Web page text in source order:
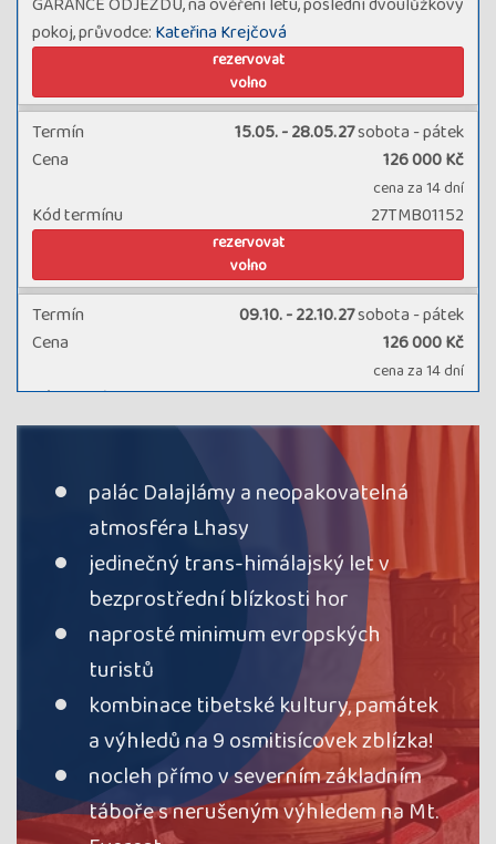
Termín 16.05. - 29.05.26sobota - pátek
VYPRODÁNO, průvodce: Kateřina Krejčová
Kód termínu 26TMB01152
cena za 14 dní
termín
pokoj, průvodce: Kateřina Krejčová
rezervovat
volno
Termín 15.05. - 28.05.27sobota - pátek
Kód termínu 27TMB01152
Cena 126 000 Kč
cena za 14 dní
rezervovat
volno
Termín 09.10. - 22.10.27sobota - pátek
Kód termínu 27TMB01153
Cena 126 000 Kč
cena za 14 dní
rezervovat
volno
palác Dalajlámy a neopakovatelná
atmosféra Lhasy
jedinečný trans-himálajský let v
bezprostřední blízkosti hor
naprosté minimum evropských
turistů
kombinace tibetské kultury, památek
a výhledů na 9 osmitisícovek zblízka!
nocleh přímo v severním základním
táboře s nerušeným výhledem na Mt.